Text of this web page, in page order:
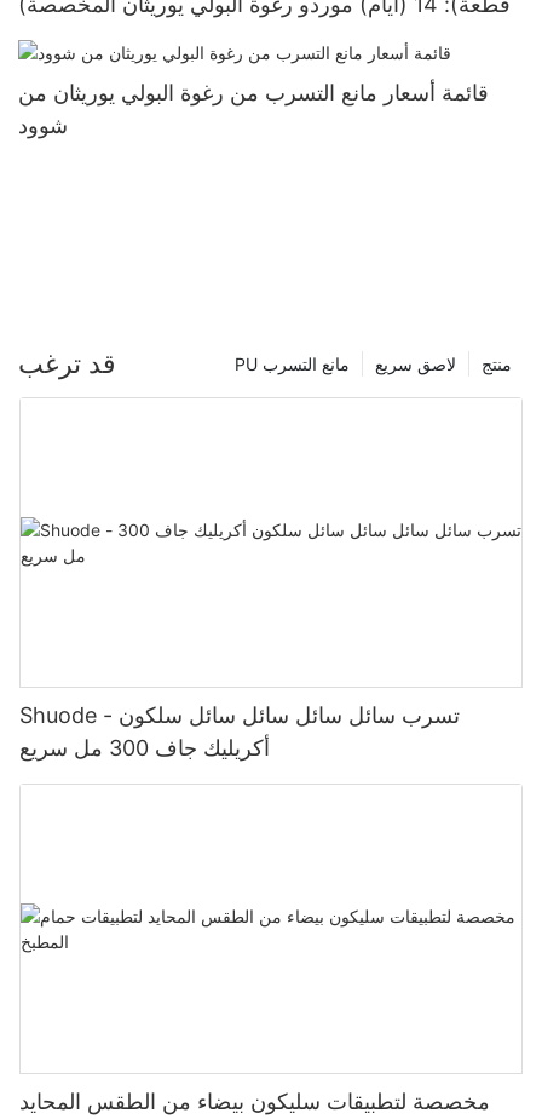
قائمة أسعار مانع التسرب من رغوة البولي يوريثان من
شوود
قد ترغب منتج لاصق سريع PU مانع التسرب
Shuode - تسرب سائل سائل سائل سائل سلكون
أكريليك جاف 300 مل سريع
مخصصة لتطبيقات سليكون بيضاء من الطقس المحايد